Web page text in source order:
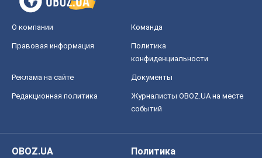
О компании Команда
Правовая информация
Политика
конфиденциальности
Реклама на сайте Документы
Редакционная политика
Журналисты OBOZ.UA на месте
событий
OBOZ.UA
Политика